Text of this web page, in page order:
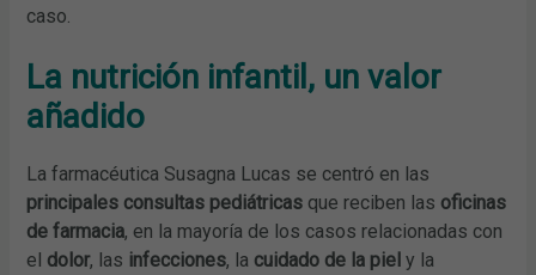
caso.
La nutrición infantil, un valor
añadido
La farmacéutica Susagna Lucas se centró en las
principales consultas pediátricas que reciben las oficinas
de farmacia, en la mayoría de los casos relacionadas con
el dolor, las infecciones, la cuidado de la piel y la